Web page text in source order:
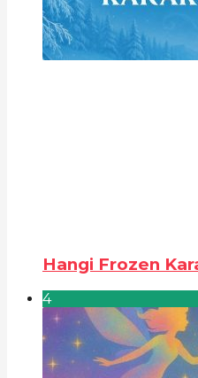
Hangi Frozen
4